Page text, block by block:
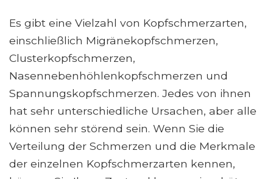
Es gibt eine Vielzahl von Kopfschmerzarten,
einschließlich Migränekopfschmerzen,
Clusterkopfschmerzen,
Nasennebenhöhlenkopfschmerzen und
Spannungskopfschmerzen. Jedes von ihnen
hat sehr unterschiedliche Ursachen, aber alle
können sehr störend sein. Wenn Sie die
Verteilung der Schmerzen und die Merkmale
der einzelnen Kopfschmerzarten kennen,